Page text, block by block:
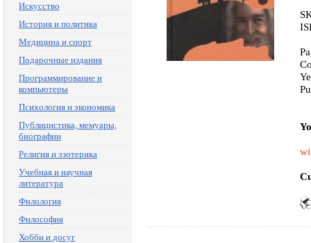
Искусство
История и политика
Медицина и спорт
Подарочные издания
Программирование и
компьютеры
Психология и экономика
Публицистика, мемуары,
биографии
Религия и эзотерика
Учебная и научная
литература
Филология
Философия
Хобби и досуг